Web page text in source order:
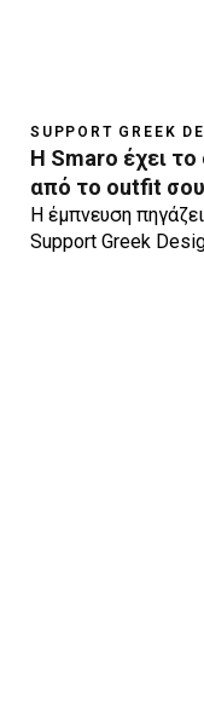
SUPPORT GREEK
Η Smaro έχει το
από το outfit
Η έμπνευση
Support Greek